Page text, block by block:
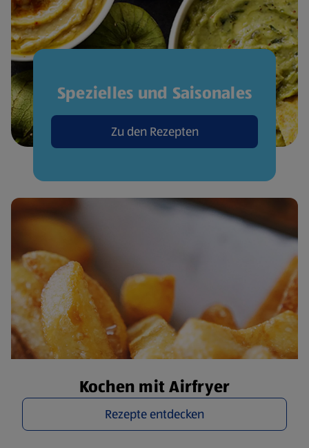
Spezielles und Saisonales
Zu den Rezepten
Kochen mit Airfryer
Rezepte entdecken